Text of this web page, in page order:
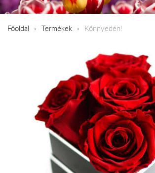
Főoldal Termékek Könnyedén!